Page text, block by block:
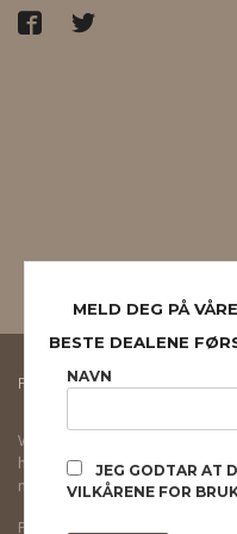
FRAKT
Vår nettbutikk bruker cookies slik
hovedsaklig til å lagre
normalt om du godtar dette.Les
Powered by
MELD DEG PÅ
BESTE DEALENE
NAVN
JEG GODTAR AT
VILKÅRENE FOR